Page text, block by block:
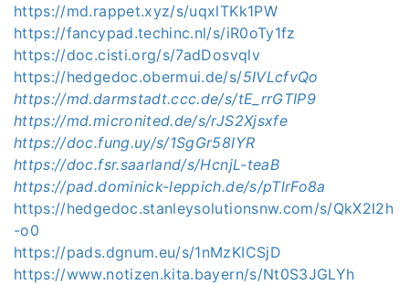
https://md.rappet.xyz/s/uqxlTKk1PW
https://fancypad.techinc.nl/s/iR0oTy1fz
https://doc.cisti.org/s/7adDosvqlv
https://hedgedoc.obermui.de/s/5IVLcfvQo
https://md.darmstadt.ccc.de/s/tE_rrGTIP9
https://md.micronited.de/s/rJS2Xjsxfe
https://doc.fung.uy/s/1SgGr58IYR
https://doc.fsr.saarland/s/HcnjL-teaB
https://pad.dominick-leppich.de/s/pTlrFo8a
https://hedgedoc.stanleysolutionsnw.com/s/QkX2I2h
-o0
https://pads.dgnum.eu/s/1nMzKICSjD
https://www.notizen.kita.bayern/s/Nt0S3JGLYh